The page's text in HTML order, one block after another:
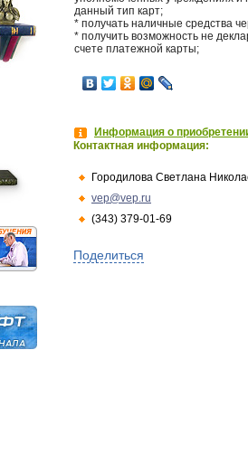
данный тип карт;
* получать наличные средства
* получить возможность не
счете платежной карты;
Информация о
Контактная информация:
Городилова Светлана
vep@vep.ru
(343) 379-01-69
Поделиться